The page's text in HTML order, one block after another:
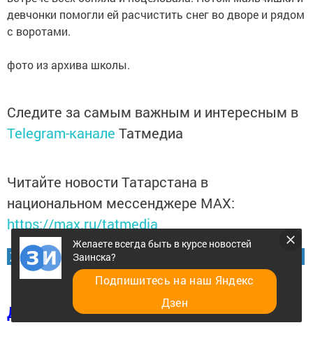
девчонки помогли ей расчистить снег во дворе и рядом
с воротами.
фото из архива школы.
Следите за самым важным и интересным в
Telegram-канале Татмедиа
Читайте новости Татарстана в
национальном мессенджере MАХ:
https://max.ru/tatmedia
Желаете всегда быть в курсе новостей Заинска?
Добавить в избранное
Желаете всегда быть в курсе новостей
Заинска?
Подпишитесь на наш Яндекс
Дзен